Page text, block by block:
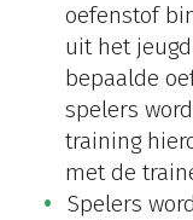
oefenstof
uit het
bepaalde
spelers
training
met de
Spelers